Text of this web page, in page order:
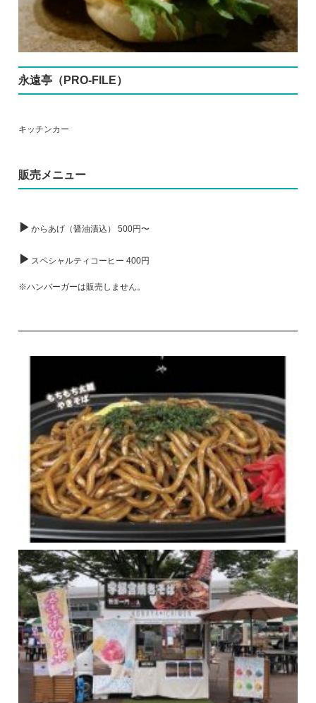
永遠亭（PRO-FILE）
キッチンカー
販売メニュー
▶ からあげ（醤油漬込） 500円〜
▶ スペシャルティコーヒー 400円
※ハンバーガーは販売しません。